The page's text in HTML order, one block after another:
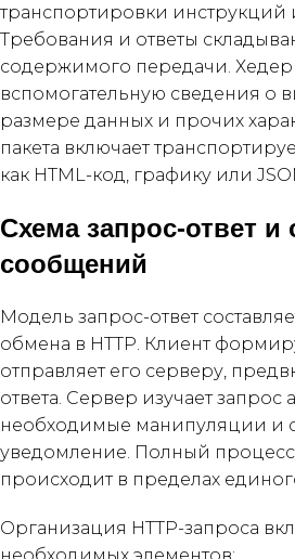
транспортировки
Требования и ответы
содержимого передачи.
вспомогательную сведения о
размере данных и прочих
пакета включает
как HTML-код, графику или
Схема запрос-ответ и
сообщений
Модель запрос-ответ
обмена в HTTP. Клиент
отправляет его серверу,
ответа. Сервер изучает запрос
необходимые манипуляции и
уведомление. Полный
происходит в пределах
Организация HTTP-запроса